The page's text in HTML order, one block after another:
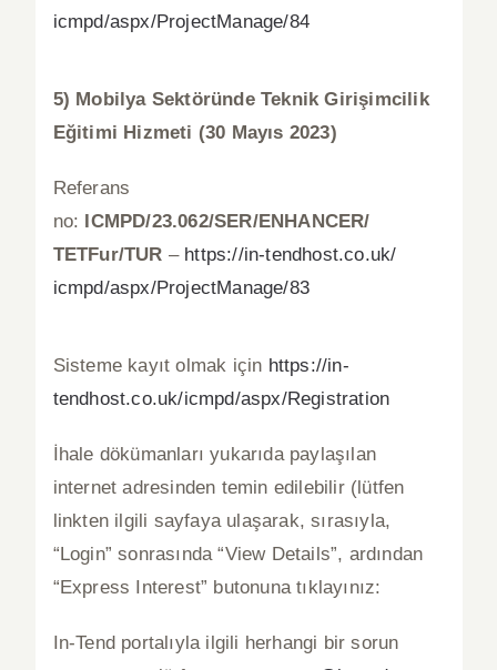
icmpd/aspx/ProjectManage/84
5) Mobilya Sektöründe Teknik Girişimcilik
Eğitimi Hizmeti (30 Mayıs 2023)
Referans
no: ICMPD/23.062/SER/ENHANCER/
TETFur/TUR – https://in-tendhost.co.uk/
icmpd/aspx/ProjectManage/83
Sisteme kayıt olmak için https://in-
tendhost.co.uk/icmpd/aspx/Registration
İhale dökümanları yukarıda paylaşılan
internet adresinden temin edilebilir (lütfen
linkten ilgili sayfaya ulaşarak, sırasıyla,
“Login” sonrasında “View Details”, ardından
“Express Interest” butonuna tıklayınız:
In-Tend portalıyla ilgili herhangi bir sorun